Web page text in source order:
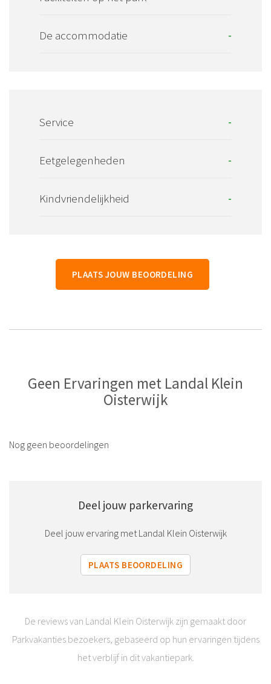
De accommodatie -
Service -
Eetgelegenheden -
Kindvriendelijkheid -
PLAATS JOUW BEOORDELING
Geen Ervaringen met Landal Klein
Oisterwijk
Nog geen beoordelingen
Deel jouw parkervaring
Deel jouw ervaring met Landal Klein Oisterwijk
PLAATS BEOORDELING
De reviews van Landal Klein Oisterwijk zijn gemaakt door
Parkvakanties bezoekers, gebaseerd op hun ervaringen tijdens
het verblijf in dit vakantiepark.